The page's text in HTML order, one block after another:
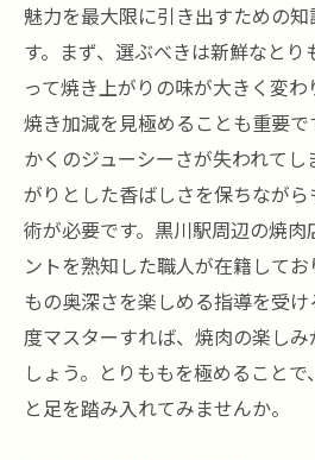
魅力を最大限に引き出すための
す。まず、選ぶべきは新鮮なとり
って焼き上がりの味が大きく変
焼き加減を見極めることも重要で
かくのジューシーさが失われて
がりとした香ばしさを保ちなが
術が必要です。黒川駅周辺の焼
ントを熟知した職人が在籍して
もの奥深さを楽しめる指導を受
度マスターすれば、焼肉の楽し
しょう。とりももを極めること
と足を踏み入れてみませんか。